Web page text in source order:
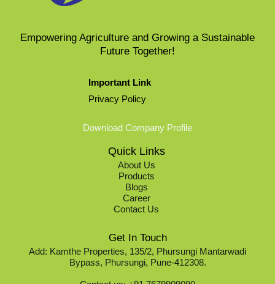
Empowering Agriculture and Growing a Sustainable
Future Together​!
Important Link
Privacy Policy
Download Company Profile
Quick Links
About Us
Products
Blogs
Career
Contact Us
Get In Touch
Add: Kamthe Properties, 135/2, Phursungi Mantarwadi
Bypass, Phursungi, Pune-412308.